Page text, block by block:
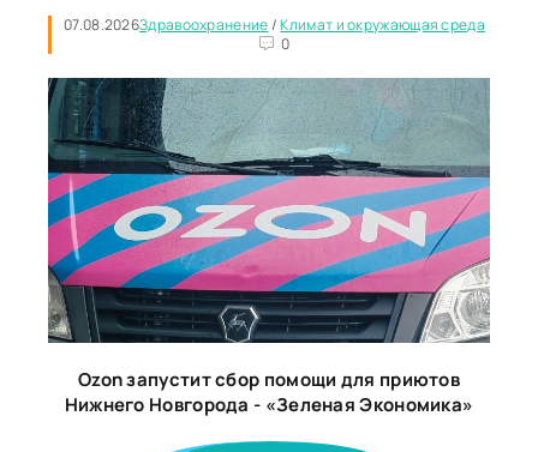
07.08.2026Здравоохранение/Климат и окружающая среда
0
Ozon запустит сбор помощи для приютов
Нижнего Новгорода - «Зеленая Экономика»